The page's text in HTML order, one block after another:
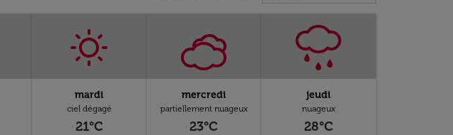
mardi
ciel dégagé
21°C
mercredi
partiellement nuageux
23°C
jeudi
nuageux
28°C